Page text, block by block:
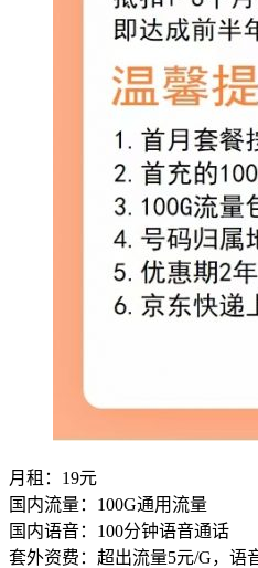
月租：19元
国内流量：100G通用流量
国内语音：100分钟语音通话
套外资费：超出流量5元/G，语